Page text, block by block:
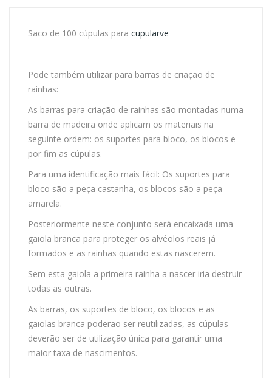
Saco de 100 cúpulas para cupularve
Pode também utilizar para barras de criação de
rainhas:
As barras para criação de rainhas são montadas numa
barra de madeira onde aplicam os materiais na
seguinte ordem: os suportes para bloco, os blocos e
por fim as cúpulas.
Para uma identificação mais fácil: Os suportes para
bloco são a peça castanha, os blocos são a peça
amarela.
Posteriormente neste conjunto será encaixada uma
gaiola branca para proteger os alvéolos reais já
formados e as rainhas quando estas nascerem.
Sem esta gaiola a primeira rainha a nascer iria destruir
todas as outras.
As barras, os suportes de bloco, os blocos e as
gaiolas branca poderão ser reutilizadas, as cúpulas
deverão ser de utilização única para garantir uma
maior taxa de nascimentos.